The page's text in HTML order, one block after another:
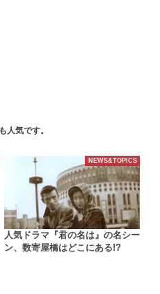
人気です。
NEWS&TOPICS
人気ドラマ『君の名は』の名シー
ン、数寄屋橋はどこにある!?